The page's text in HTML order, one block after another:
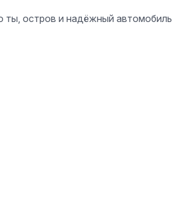
ты, остров и надёжный автомобиль